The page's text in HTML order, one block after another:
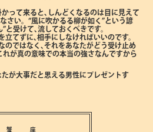
って来ると､しんどくなるのは目に見えて
さい。“風に吹かるる柳が如く”という諺
と受けて､流しておくべきです。
立てずに､相手にしなければいいのです。
のではなく､それをあなたがどう受け止め
れが真の意味での本当の強さなんですから
が大事だと思える男性にプレゼントす
蟹 座